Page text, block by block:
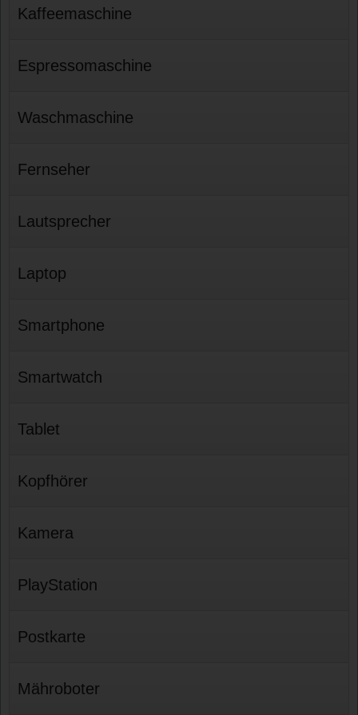
Kaffeemaschine
Espressomaschine
Waschmaschine
Fernseher
Lautsprecher
Laptop
Smartphone
Smartwatch
Tablet
Kopfhörer
Kamera
PlayStation
Postkarte
Mähroboter